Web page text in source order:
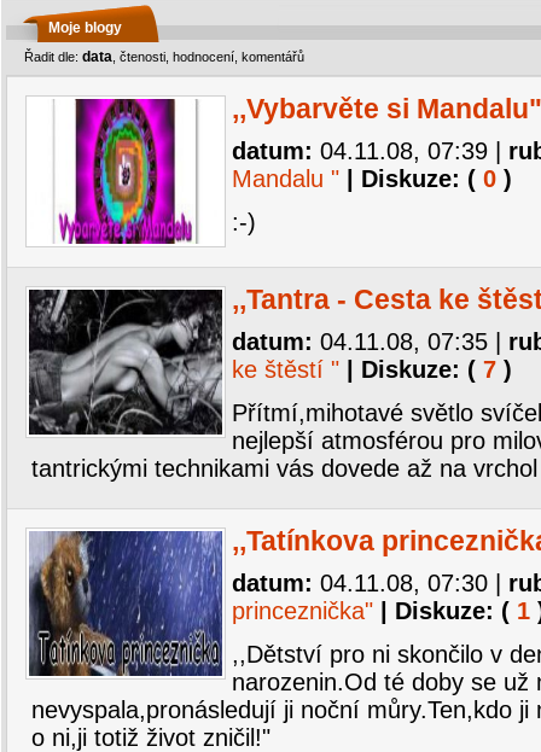
Moje blogy
Řadit dle: data čtenosti hodnocení komentářů
,,Vybarvěte si Mandalu"
datum: 04.11.08, 07:39
Mandalu " | Diskuze: ( 0 )
:-)
,,Tantra - Cesta ke
datum: 04.11.08, 07:35
ke štěstí " | Diskuze: ( 7 )
Přítmí,mihotavé světlo
nejlepší atmosférou pro
tantrickými technikami vás dovede až na
,,Tatínkova
datum: 04.11.08, 07:30
princeznička" | Diskuze: ( 1
,,Dětství pro ni skončilo v
narozenin.Od té doby se už
nevyspala,pronásledují ji noční můry.Ten,kdo
o ni,ji totiž život zničil!"